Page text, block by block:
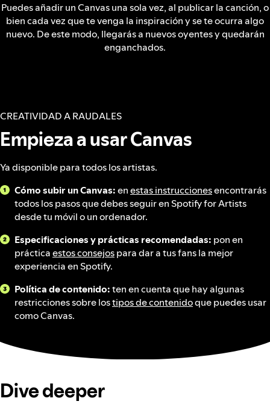
Puedes añadir un Canvas una sola vez, al publicar la canción, o
bien cada vez que te venga la inspiración y se te ocurra algo
nuevo. De este modo, llegarás a nuevos oyentes y quedarán
enganchados.
CREATIVIDAD A RAUDALES
Empieza a usar Canvas
Ya disponible para todos los artistas.
Cómo subir un Canvas:enestas instruccionesencontrarás
todos los pasos que debes seguir en Spotify for Artists
desde tu móvil o un ordenador.
Especificaciones y prácticas recomendadas: pon en
prácticaestos consejospara dar a tus fans la mejor
experiencia en Spotify.
Política de contenido:ten en cuenta que hay algunas
restricciones sobre lostipos de contenidoque puedes usar
como Canvas.
Dive deeper